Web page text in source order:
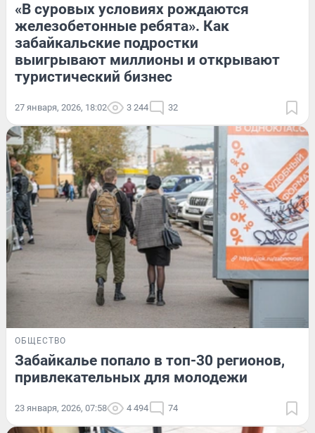
«В суровых условиях рождаются
железобетонные ребята». Как
забайкальские подростки
выигрывают миллионы и открывают
туристический бизнес
27 января, 2026, 18:02 3 244 32
ОБЩЕСТВО
Забайкалье попало в топ-30 регионов,
привлекательных для молодежи
23 января, 2026, 07:58 4 494 74